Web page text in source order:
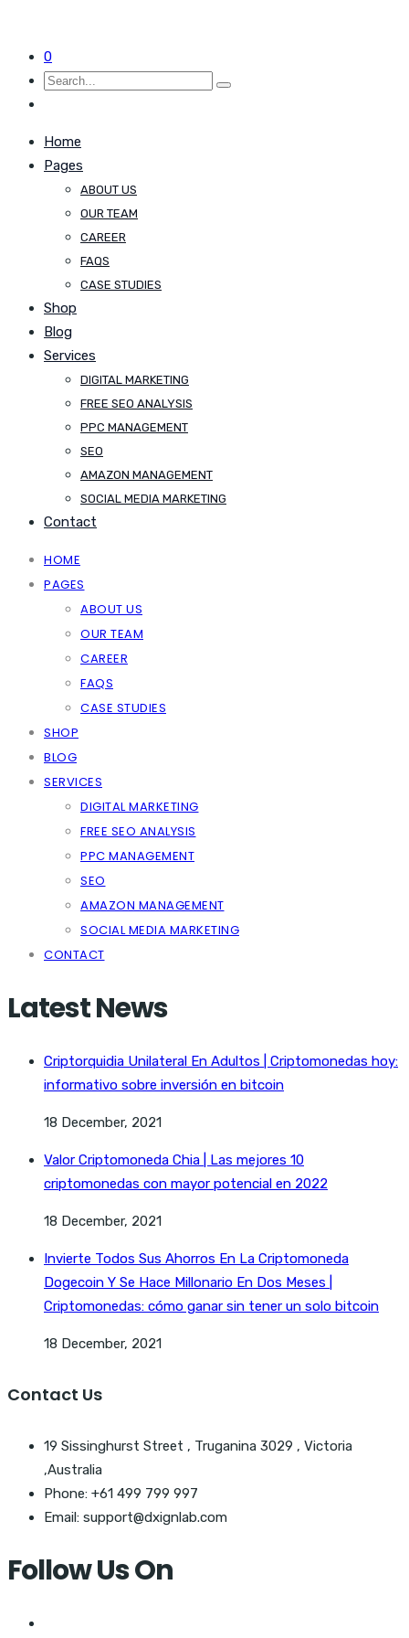
0
Home
Pages
ABOUT US
OUR TEAM
CAREER
FAQS
CASE STUDIES
Shop
Blog
Services
DIGITAL MARKETING
FREE SEO ANALYSIS
PPC MANAGEMENT
SEO
AMAZON MANAGEMENT
SOCIAL MEDIA MARKETING
Contact
HOME
PAGES
ABOUT US
OUR TEAM
CAREER
FAQS
CASE STUDIES
SHOP
BLOG
SERVICES
DIGITAL MARKETING
FREE SEO ANALYSIS
PPC MANAGEMENT
SEO
AMAZON MANAGEMENT
SOCIAL MEDIA MARKETING
CONTACT
Latest News
Criptorquidia Unilateral En Adultos | Criptomonedas hoy:
informativo sobre inversión en bitcoin
18 December, 2021
Valor Criptomoneda Chia | Las mejores 10
criptomonedas con mayor potencial en 2022
18 December, 2021
Invierte Todos Sus Ahorros En La Criptomoneda
Dogecoin Y Se Hace Millonario En Dos Meses |
Criptomonedas: cómo ganar sin tener un solo bitcoin
18 December, 2021
Contact Us
19 Sissinghurst Street , Truganina 3029 , Victoria
,Australia
Phone: +61 499 799 997
Email: support@dxignlab.com
Follow Us On